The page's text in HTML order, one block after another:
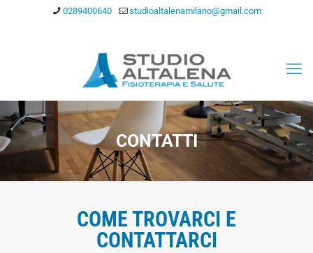
0289400640 studioaltalenamilano@gmail.com
CONTATTI
COME TROVARCI E
CONTATTARCI